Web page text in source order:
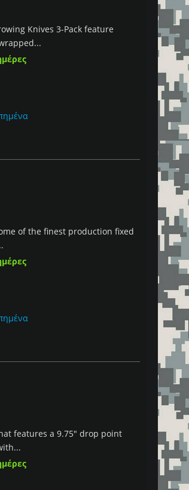
Knives 3-Pack feature
of the finest production fixed
features a 9.75" drop point